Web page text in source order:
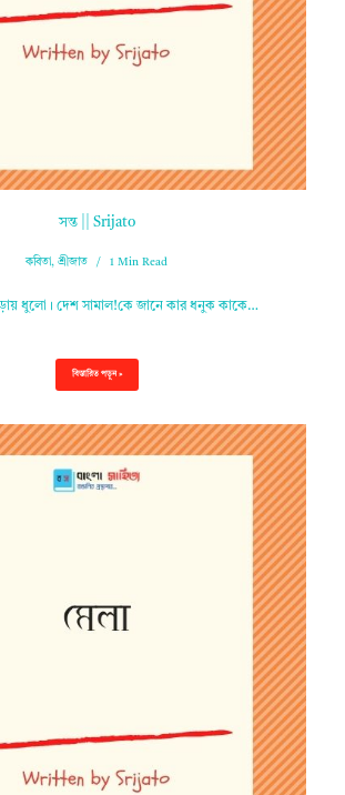
সন্ত || Srijato
কবিতা, শ্রীজাত 1 Min Read
ধুলো। দেশ সামাল!কে জানে কার ধনুক কাকে…
বিস্তারিত পড়ুন »